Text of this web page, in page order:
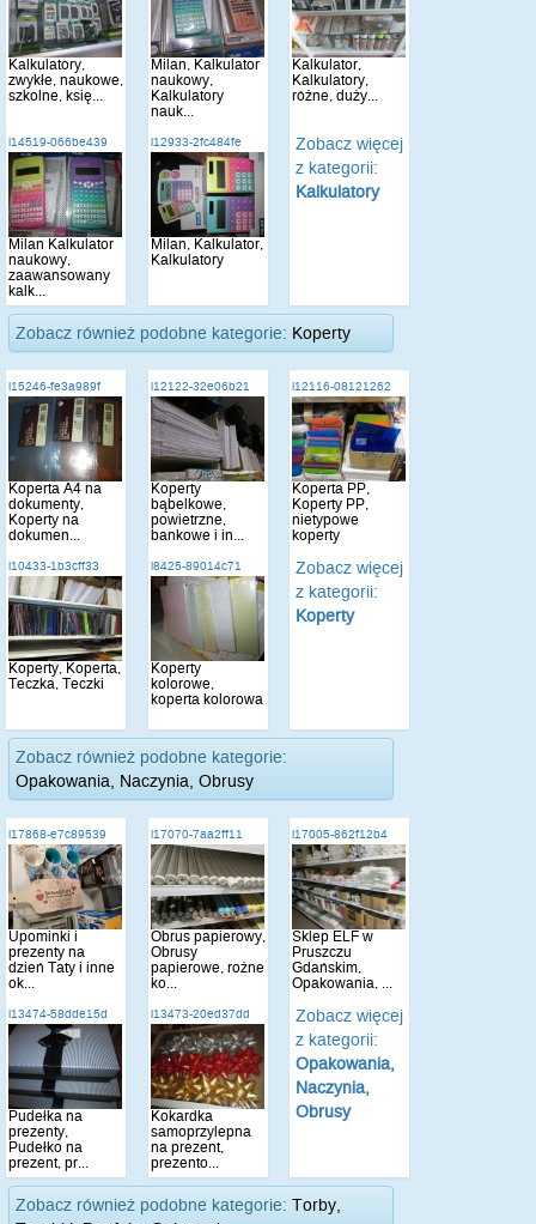
Kalkulatory,
zwykłe, naukowe,
szkolne, księ...
Milan, Kalkulator
naukowy,
Kalkulatory
nauk...
Kalkulator,
Kalkulatory,
różne, duży...
i14519-066be439
Milan Kalkulator
naukowy,
zaawansowany
kalk...
i12933-2fc484fe
Milan, Kalkulator,
Kalkulatory
Zobacz więcej
z kategorii:
Kalkulatory
Zobacz również podobne kategorie: Koperty
i15246-fe3a989f
Koperta A4 na
dokumenty,
Koperty na
dokumen...
i12122-32e06b21
Koperty
bąbelkowe,
powietrzne,
bankowe i in...
i12116-08121262
Koperta PP,
Koperty PP,
nietypowe
koperty
i10433-1b3cff33
Koperty, Koperta,
Teczka, Teczki
i8425-89014c71
Koperty
kolorowe,
koperta kolorowa
Zobacz więcej
z kategorii:
Koperty
Zobacz również podobne kategorie:
Opakowania, Naczynia, Obrusy
i17868-e7c89539
Upominki i
prezenty na
dzień Taty i inne
ok...
i17070-7aa2ff11
Obrus papierowy,
Obrusy
papierowe, rożne
ko...
i17005-862f12b4
Sklep ELF w
Pruszczu
Gdańskim,
Opakowania, ...
i13474-58dde15d
Pudełka na
prezenty,
Pudełko na
prezent, pr...
i13473-20ed37dd
Kokardka
samoprzylepna
na prezent,
prezento...
Zobacz więcej
z kategorii:
Opakowania,
Naczynia,
Obrusy
Zobacz również podobne kategorie: Torby,